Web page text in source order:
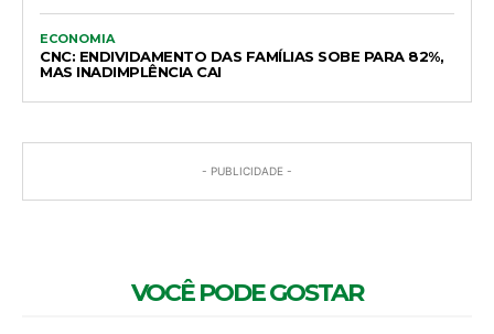
ECONOMIA
CNC: ENDIVIDAMENTO DAS FAMÍLIAS SOBE PARA 82%,
MAS INADIMPLÊNCIA CAI
- PUBLICIDADE -
VOCÊ PODE GOSTAR